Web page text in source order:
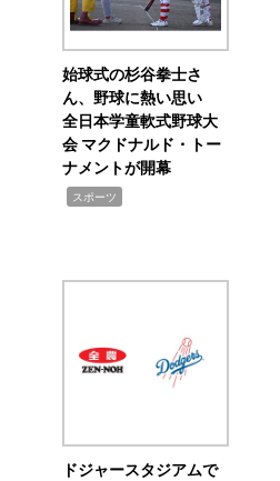
始球式の杉谷拳士さ
ん、野球に熱い思い
全日本学童軟式野球大
会 マクドナルド・トー
ナメントが開幕
スポーツ
ドジャースタジアムで